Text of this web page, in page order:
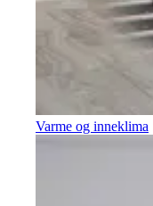
Varme og inneklima